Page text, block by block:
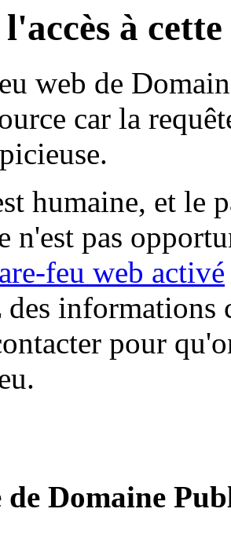
à
web de
car la
humaine, et le
n'est pas
feu web activé
des informations
pour
Domaine